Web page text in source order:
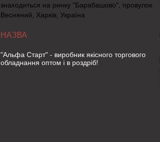
знаходиться на ринку "Барабашово", провулок
Весняний, Харків, Україна
"Альфа Старт" - виробник якісного торгового
обладнання оптом і в роздріб!